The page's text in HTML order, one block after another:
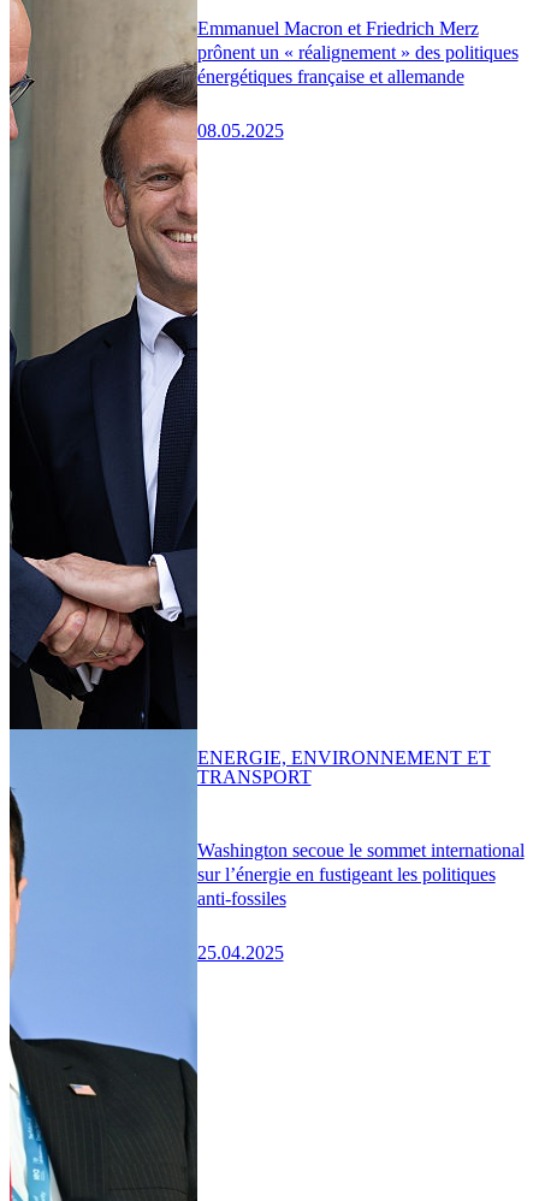
Emmanuel Macron et Friedrich Merz
prônent un « réalignement » des politiques
énergétiques française et allemande
08.05.2025
Washington secoue le sommet international
sur l’énergie en fustigeant les politiques
anti-fossiles
25.04.2025
ENERGIE, ENVIRONNEMENT ET
TRANSPORT